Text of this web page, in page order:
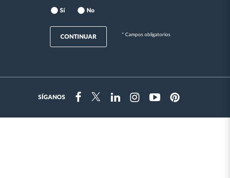
Sí No
CONTINUAR * Campos obligatorios
SÍGANOS
FacebookTwitterLinkedinInstragramYoutubePinterest